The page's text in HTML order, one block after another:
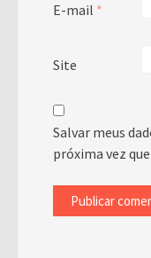
E-mail *
Site
Salvar meus
próxima vez